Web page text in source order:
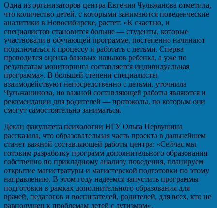
Одна из организаторов центра Евгения Чульжанова отметила,
что количество детей, с которыми занимаются поведенческие
аналитики в Новосибирске, растет: «К счастью, и
специалистов становится больше — студенты, которые
участвовали в обучающей программе, постепенно начинают
подключаться к процессу и работать с детьми. Сперва
проводится оценка базовых навыков ребенка, а уже по
результатам мониторинга составляется индивидуальная
программа». В большей степени специалисты
взаимодействуют непосредственно с детьми, уточнила
Чульжанинова, но важной составляющей работы являются и
рекомендации для родителей — протоколы, по которым они
смогут самостоятельно заниматься.
Декан факультета психологии НГУ Ольга Первушина
рассказала, что образовательная часть проекта в дальнейшем
станет важной составляющей работы центра: «Сейчас мы
готовим разработку программ дополнительного образования
собственно по прикладному анализу поведения, планируем
открытие магистратуры и магистерской подготовки по этому
направлению. В этом году надеемся запустить программы
подготовки в рамках дополнительного образования для
врачей, педагогов и воспитателей, родителей, для всех, кто не
равнодушен к проблемам детей с аутизмом».